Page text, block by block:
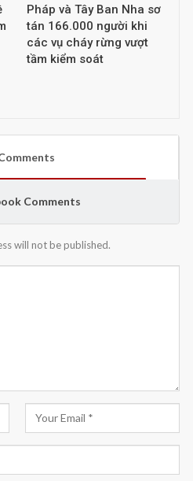
Pháp và Tây Ban Nha sơ
tán 166.000 người khi
các vụ cháy rừng vượt
tầm kiểm soát
Comments
will not be published.